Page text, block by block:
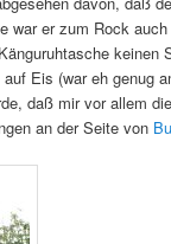
war er zum Rock
keinen
Eis (war eh genug
daß mir vor allem
an der Seite von